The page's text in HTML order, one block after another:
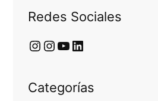
Redes Sociales
Categorías